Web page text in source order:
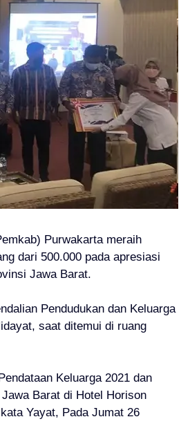
Purwakarta meraih
dari 500.000 pada apresiasi
Jawa Barat.
Pendudukan dan Keluarga
saat ditemui di ruang
Keluarga 2021 dan
Barat di Hotel Horison
Yayat, Pada Jumat 26